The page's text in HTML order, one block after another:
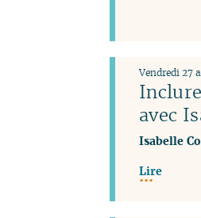
avec
Vendredi 27
Isabelle
Lire